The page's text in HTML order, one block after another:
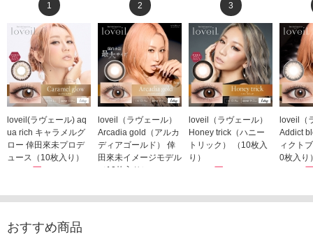
1
loveil(ラヴェール) aq
ua rich キャラメルグ
ロー 倖田來未プロデ
ュース（10枚入り）
1,760円
2
loveil（ラヴェール）
Arcadia gold（アルカ
ディアゴールド） 倖
田來未イメージモデル
（10枚入り）
3
loveil（ラヴェール）
Honey trick（ハニー
トリック） （10枚入
り）
1,760円
loveil（
Addict
ィクト
0枚入り
1,760
おすすめ商品